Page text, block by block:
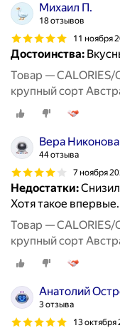
Михаил П.
18 отзывов
11 ноября
Достоинства:
Товар —
крупный сорт
Вера Никонова
44 отзыва
7 ноября
Недостатки:
Хотя такое впервые.
Товар —
крупный сорт
Анатолий
3 отзыва
13 октября